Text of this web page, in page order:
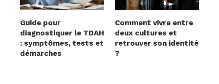
Guide pour
diagnostiquer le TDAH
: symptômes, tests et
démarches
Comment vivre entre
deux cultures et
retrouver son identité
?